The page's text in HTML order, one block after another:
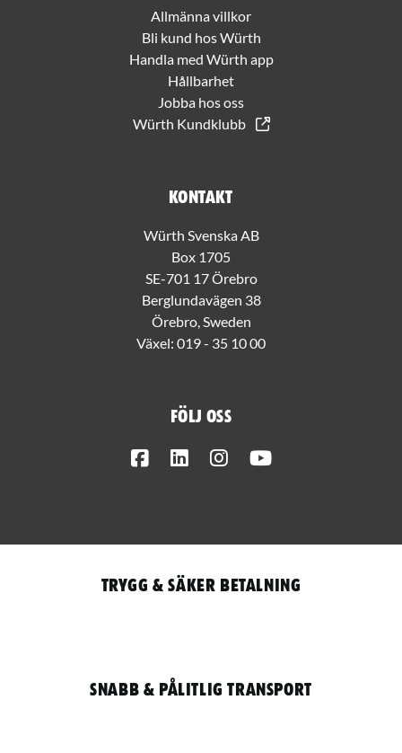
Allmänna villkor
Bli kund hos Würth
Handla med Würth app
Hållbarhet
Jobba hos oss
Würth Kundklubb
Kontakt
Würth Svenska AB
Box 1705
SE-701 17 Örebro
Berglundavägen 38
Örebro, Sweden
Växel: 019 - 35 10 00
Följ oss
FacebookLinkedInInstagram
Trygg & säker betalning
Snabb & pålitlig transport